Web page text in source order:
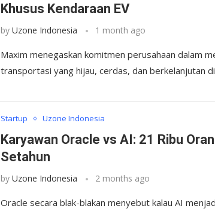
Khusus Kendaraan EV
byUzone Indonesia 1 month ago
Maxim menegaskan komitmen perusahaan dalam
transportasi yang hijau, cerdas, dan berkelanjutan
Startup Uzone Indonesia
Karyawan Oracle vs AI: 21 Ribu
Setahun
byUzone Indonesia 2 months ago
Oracle secara blak-blakan menyebut kalau AI